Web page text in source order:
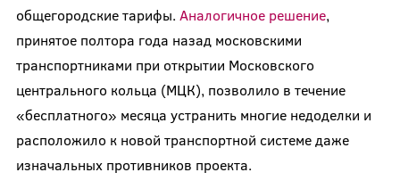
общегородские тарифы. Аналогичное решение,
принятое полтора года назад московскими
транспортниками при открытии Московского
центрального кольца (МЦК), позволило в течение
«бесплатного» месяца устранить многие недоделки и
расположило к новой транспортной системе даже
изначальных противников проекта.